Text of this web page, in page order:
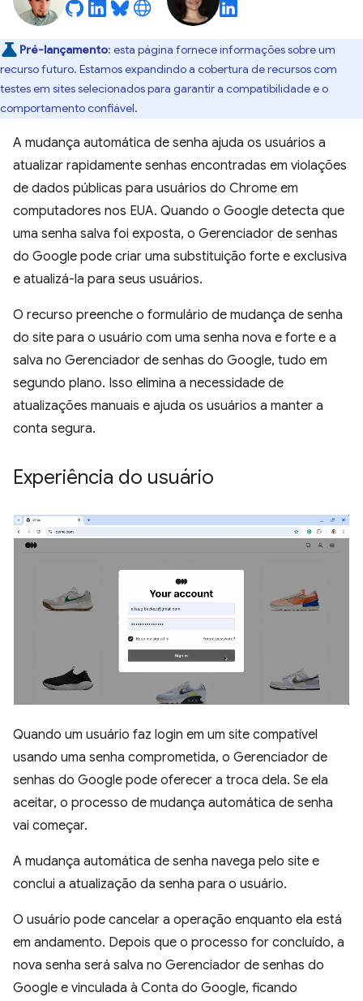
Pré-lançamento: esta página fornece informações sobre um
recurso futuro. Estamos expandindo a cobertura de recursos com
testes em sites selecionados para garantir a compatibilidade e o
comportamento confiável.
A mudança automática de senha ajuda os usuários a
atualizar rapidamente senhas encontradas em violações
de dados públicas para usuários do Chrome em
computadores nos EUA. Quando o Google detecta que
uma senha salva foi exposta, o Gerenciador de senhas
do Google pode criar uma substituição forte e exclusiva
e atualizá-la para seus usuários.
O recurso preenche o formulário de mudança de senha
do site para o usuário com uma senha nova e forte e a
salva no Gerenciador de senhas do Google, tudo em
segundo plano. Isso elimina a necessidade de
atualizações manuais e ajuda os usuários a manter a
conta segura.
Experiência do usuário
Quando um usuário faz login em um site compatível
usando uma senha comprometida, o Gerenciador de
senhas do Google pode oferecer a troca dela. Se ela
aceitar, o processo de mudança automática de senha
vai começar.
A mudança automática de senha navega pelo site e
conclui a atualização da senha para o usuário.
O usuário pode cancelar a operação enquanto ela está
em andamento. Depois que o processo for concluído, a
nova senha será salva no Gerenciador de senhas do
Google e vinculada à Conta do Google, ficando